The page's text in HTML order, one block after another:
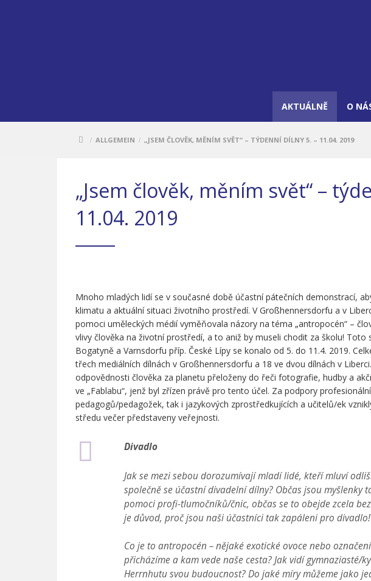
AKTUÁLNĚ O
/ ALLGEMEIN / „JSEM ČLOVĚK, MĚNÍM SVĚT“ – TÝDENNÍ DÍLNY 5. – 11.04. 2019
„Jsem člověk, měním svět“ –
11.04. 2019
Mnoho mladých lidí se v současné době účastní pátečních demonstrací,
klimatu a aktuální situaci životního prostředí. V Großhennersdorfu a v
pomoci uměleckých médií vyměňovala názory na téma „antropocén“ –
vlivy člověka na životní prostředí, a to aniž by museli chodit za školu! Toto
Bogatyně a Varnsdorfu příp. České Lípy se konalo od 5. do 11.4. 2019.
třech mediálních dílnách v Großhennersdorfu a 18 ve dvou dílnách v
odpovědnosti člověka za planetu přeloženy do řeči fotografie, hudby a
ve „Fablabu“, jenž byl zřízen právě pro tento účel. Za podpory
pedagogů/pedagožek, tak i jazykových zprostředkujících a učitelů/ek
středu večer představeny veřejnosti.
Divadlo
Jak se mezi sebou dorozumívají mladí lidé, kteří mluví
společně se účastní divadelní dílny? Občas jsou myšlenky
pomoci profi-tlumočníků/čnic, občas se to obejde zcela
je důvod, proč jsou naši účastníci tak zapáleni pro divadlo!
Co je to antropocén – nějaké exotické ovoce nebo
přicházíme a kam vede naše cesta? Jak vidí gymnaziasté/
Herrnhutu svou budoucnost? Do jaké míry můžeme jako